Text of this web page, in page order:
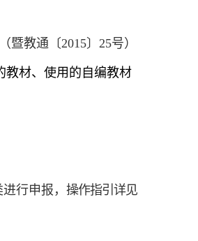
暨教通〔2015〕 25号）
教材、使用的自编教材
行申报， 操作指引详见